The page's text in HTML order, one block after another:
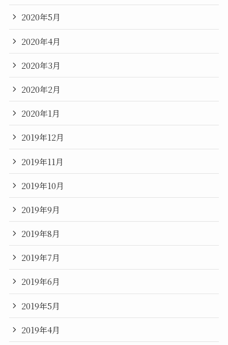
2020年5月
2020年4月
2020年3月
2020年2月
2020年1月
2019年12月
2019年11月
2019年10月
2019年9月
2019年8月
2019年7月
2019年6月
2019年5月
2019年4月